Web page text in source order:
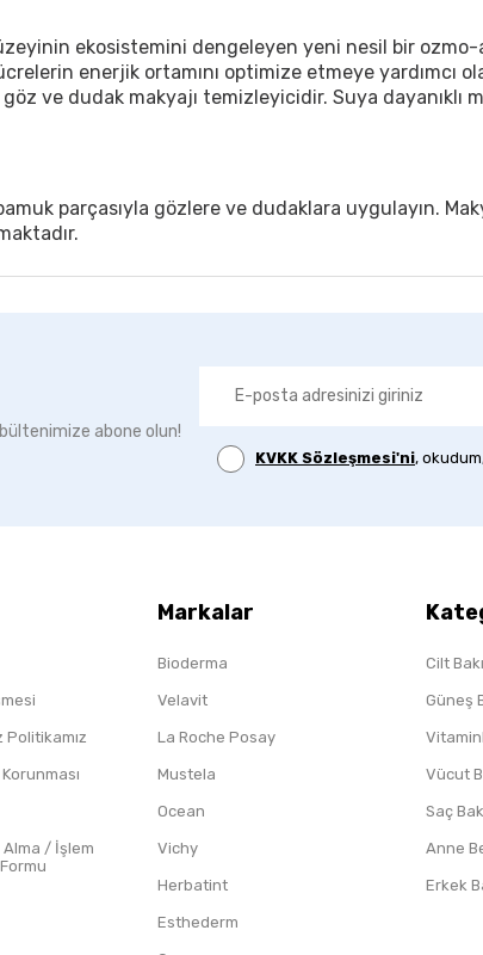
ekosistemini dengeleyen yeni nesil bir ozmo-
enerjik ortamını optimize etmeye yardımcı
ve dudak makyajı temizleyicidir. Suya dayanıklı
parçasıyla gözlere ve dudaklara uygulayın.
abone olun!
KVKK Sözleşmesi'ni,
Politikamız
Alma / İşlem
Markalar
Bioderma
Velavit
La Roche Posay
Mustela
Ocean
Vichy
Herbatint
Esthederm
Cilt
Güneş
Vücut
Saç
Anne
Erkek